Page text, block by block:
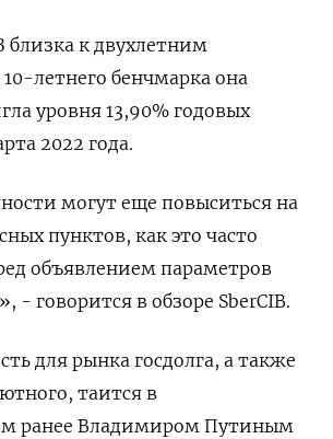
близка к двухлетним
летнего бенчмарка она
уровня 13,90% годовых
2022 года.
могут еще повыситься на
пунктов, как это часто
объявлением параметров
- говорится в обзоре SberCIB.
для рынка госдолга, а также
таится в
ранее Владимиром Путиным